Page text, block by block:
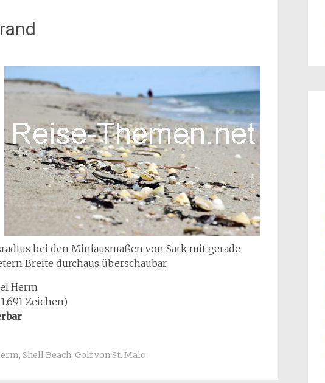
bei den Miniausmaßen von Sark mit gerade
Breite durchaus überschaubar.
Herm
Zeichen)
, Shell Beach, Golf von St. Malo